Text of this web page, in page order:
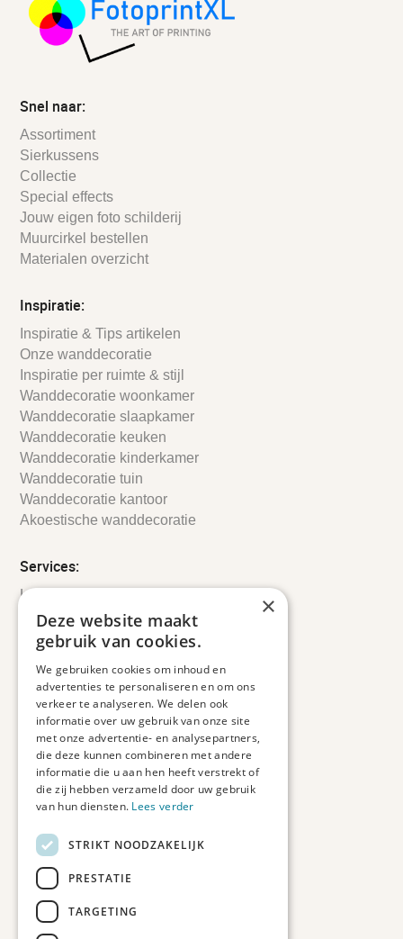
Snel naar:
Assortiment
Sierkussens
Collectie
Special effects
Jouw eigen foto schilderij
Muurcirkel bestellen
Materialen overzicht
Inspiratie:
Inspiratie & Tips artikelen
Onze wanddecoratie
Inspiratie per ruimte & stijl
Wanddecoratie woonkamer
Wanddecoratie slaapkamer
Wanddecoratie keuken
Wanddecoratie kinderkamer
Wanddecoratie tuin
Wanddecoratie kantoor
Akoestische wanddecoratie
Services:
Leveringsinformatie
Retourbeleid
Informatie
Veelgestelde vragen
Duurzaam ondernemen
Contact informatie
Etienne de Pinedaweg 34
3711 CH, Austerlitz
Nederland
info@fotoprintxl.nl
0343 78 58 00
KVK: 81960263
BTW: NL002708709B23
×
Deze website maakt
gebruik van cookies.
We gebruiken cookies om inhoud en
advertenties te personaliseren en om ons
verkeer te analyseren. We delen ook
informatie over uw gebruik van onze site
met onze advertentie- en analysepartners,
die deze kunnen combineren met andere
informatie die u aan hen heeft verstrekt of
die zij hebben verzameld door uw gebruik
van hun diensten. Lees verder
STRIKT NOODZAKELIJK
PRESTATIE
TARGETING